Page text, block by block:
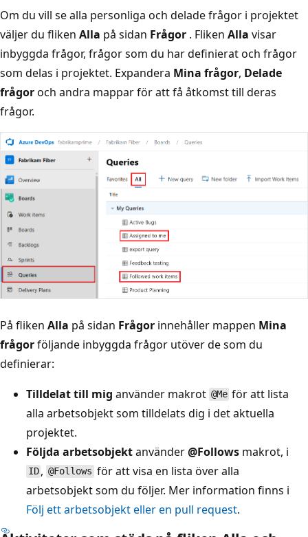
Om du vill se alla personliga och delade frågor i projektet
väljer du fliken Alla på sidan Frågor . Fliken Alla visar
inbyggda frågor, frågor som du har definierat och frågor
som delas i projektet. Expandera Mina frågor, Delade
frågoroch andra mappar för att få åtkomst till deras
frågor.
På fliken Alla på sidan Frågor innehåller mappen Mina
frågorföljande inbyggda frågor utöver de som du
definierar:
Tilldelat till mig använder makrot @Me för att lista
alla arbetsobjekt som tilldelats dig i det aktuella
projektet.
Följda arbetsobjektanvänder@Follows makrot, i
ID , @Follows för att visa en lista över alla
arbetsobjekt som du följer. Mer information finns i
Följ ett arbetsobjekt eller en pull request.